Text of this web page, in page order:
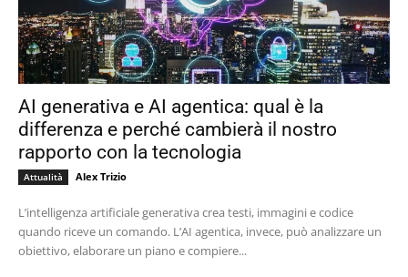
AI generativa e AI agentica: qual è la
differenza e perché cambierà il nostro
rapporto con la tecnologia
Attualità Alex Trizio
L’intelligenza artificiale generativa crea testi, immagini e codice
quando riceve un comando. L’AI agentica, invece, può analizzare un
obiettivo, elaborare un piano e compiere...